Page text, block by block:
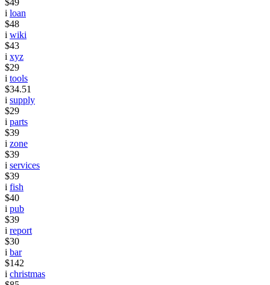
$49
i loan
$48
i wiki
$43
i xyz
$29
i tools
$34.51
i supply
$29
i parts
$39
i zone
$39
i services
$39
i fish
$40
i pub
$39
i report
$30
i bar
$142
i christmas